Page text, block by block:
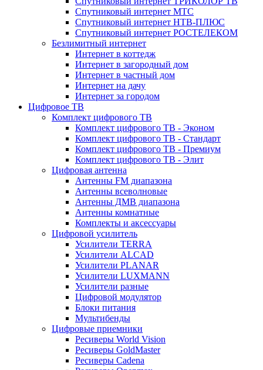
Спутниковый интернет МТС
Спутниковый интернет НТВ-ПЛЮС
Спутниковый интернет РОСТЕЛЕКОМ
Безлимитный интернет
Интернет в коттедж
Интернет в загородный дом
Интернет в частный дом
Интернет на дачу
Интернет за городом
Цифровое ТВ
Комплект цифрового ТВ
Комплект цифрового ТВ - Эконом
Комплект цифрового ТВ - Стандарт
Комплект цифрового ТВ - Премиум
Комплект цифрового ТВ - Элит
Цифровая антенна
Антенны FM диапазона
Антенны всеволновые
Антенны ДМВ диапазона
Антенны комнатные
Комплекты и аксессуары
Цифровой усилитель
Усилители TERRA
Усилители ALCAD
Усилители PLANAR
Усилители LUXMANN
Усилители разные
Цифровой модулятор
Блоки питания
Мультибенды
Цифровые приемники
Ресиверы World Vision
Ресиверы GoldMaster
Ресиверы Cadena